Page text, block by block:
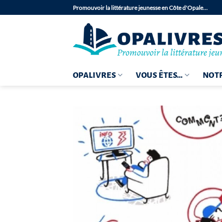
au
Promouvoir la littérature jeunesse en Côte d'Opale…
OPALIVRES VOUS ÊTES…